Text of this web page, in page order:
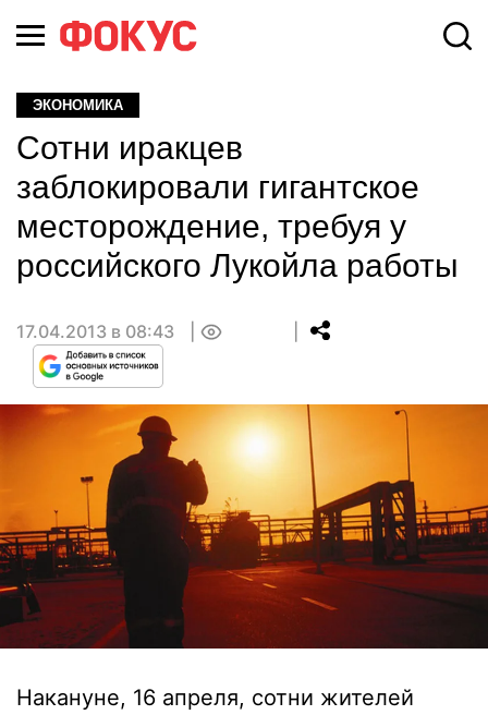
ЭКОНОМИКА
Сотни иракцев
заблокировали гигантское
месторождение, требуя у
российского Лукойла работы
17.04.2013 в 08:43
Накануне, 16 апреля, сотни жителей